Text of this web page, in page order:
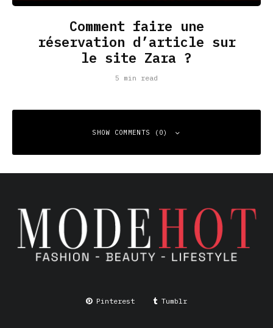
Comment faire une
réservation d’article sur
le site Zara ?
5 min read
SHOW COMMENTS (0)
Your email address will not be published.
Required fields
are marked *
Comment*
Pinterest Tumblr